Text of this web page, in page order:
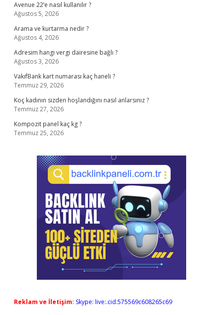
Avenue 22’e nasıl kullanılır ?
Ağustos 5, 2026
Arama ve kurtarma nedir ?
Ağustos 4, 2026
Adresim hangi vergi dairesine bağlı ?
Ağustos 3, 2026
VakıfBank kart numarası kaç haneli ?
Temmuz 29, 2026
Koç kadının sizden hoşlandığını nasıl anlarsınız ?
Temmuz 27, 2026
Kompozit panel kaç kg ?
Temmuz 25, 2026
Reklam ve İletişim: Skype: live:.cid.575569c608265c69